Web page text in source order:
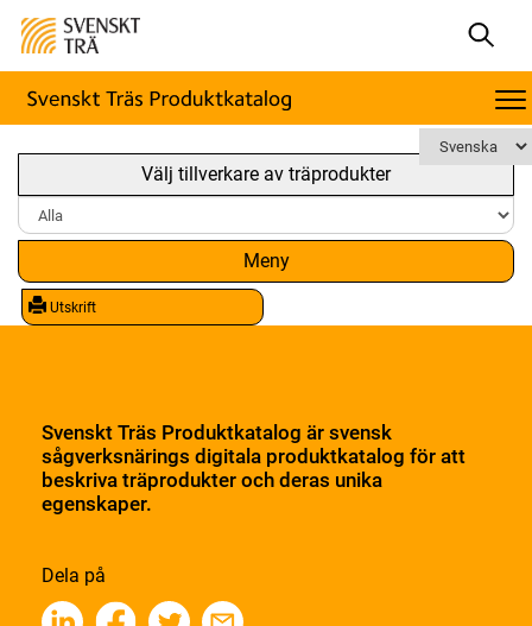
Välj tillverkare av träprodukter
Meny
Utskrift
Svenskt Träs Produktkatalog är svensk
sågverksnärings digitala produktkatalog för att
beskriva träprodukter och deras unika
egenskaper.
Dela på